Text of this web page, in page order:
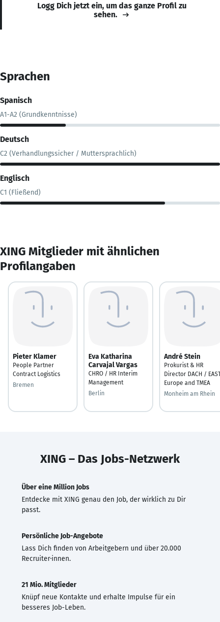
Logg Dich jetzt ein, um das ganze Profil zu
sehen.
Sprachen
Spanisch
A1-A2 (Grundkenntnisse)
Deutsch
C2 (Verhandlungssicher / Muttersprachlich)
Englisch
C1 (Fließend)
XING Mitglieder mit ähnlichen
Profilangaben
Pieter Klamer
People Partner
Contract Logistics
Bremen
Eva Katharina
Carvajal Vargas
CHRO / HR Interim
Management
Berlin
André Stein
Prokurist & HR
Director DACH /
Europe and TMEA
Monheim am Rhein
XING – Das Jobs-Netzwerk
Über eine Million Jobs
Entdecke mit XING genau den Job, der wirklich zu Dir
passt.
Persönliche Job-Angebote
Lass Dich finden von Arbeitgebern und über 20.000
Recruiter·innen.
21 Mio. Mitglieder
Knüpf neue Kontakte und erhalte Impulse für ein
besseres Job-Leben.